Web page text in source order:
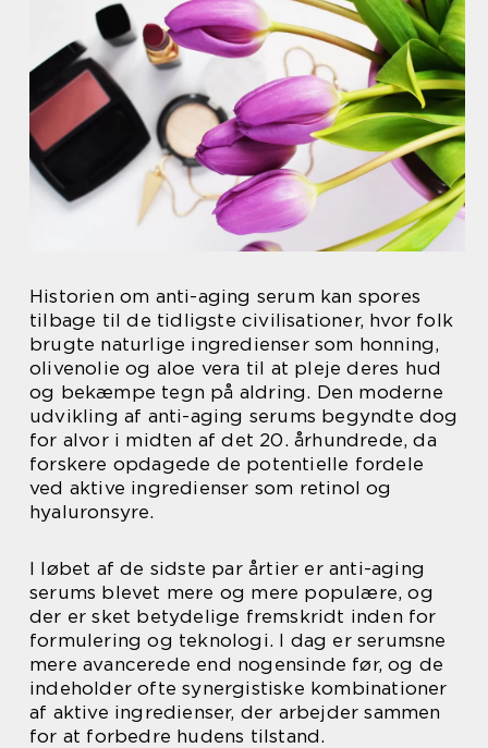
Historien om anti-aging serum kan spores
tilbage til de tidligste civilisationer, hvor folk
brugte naturlige ingredienser som honning,
olivenolie og aloe vera til at pleje deres hud
og bekæmpe tegn på aldring. Den moderne
udvikling af anti-aging serums begyndte dog
for alvor i midten af det 20. århundrede, da
forskere opdagede de potentielle fordele
ved aktive ingredienser som retinol og
hyaluronsyre.
I løbet af de sidste par årtier er anti-aging
serums blevet mere og mere populære, og
der er sket betydelige fremskridt inden for
formulering og teknologi. I dag er serumsne
mere avancerede end nogensinde før, og de
indeholder ofte synergistiske kombinationer
af aktive ingredienser, der arbejder sammen
for at forbedre hudens tilstand.